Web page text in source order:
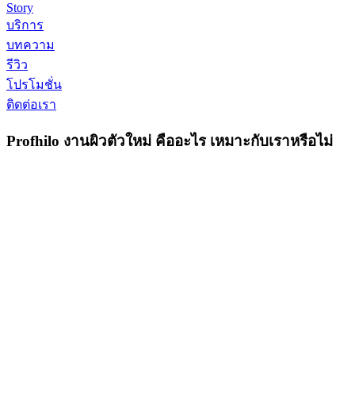
Story
บริการ
บทความ
รีวิว
โปรโมชั่น
ติดต่อเรา
Profhilo งานผิวตัวใหม่ คืออะไร เหมาะกับเราหรือไม่